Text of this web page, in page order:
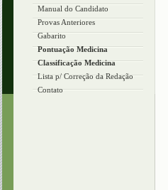
Manual do Candidato
Provas Anteriores
Gabarito
Pontuação Medicina
Classificação Medicina
Lista p/ Correção da Redação
Contato